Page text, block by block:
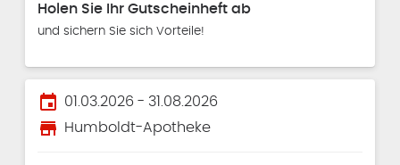
Holen Sie Ihr Gutscheinheft ab
und sichern Sie sich Vorteile!
event 01.03.2026 - 31.08.2026
store Humboldt-Apotheke